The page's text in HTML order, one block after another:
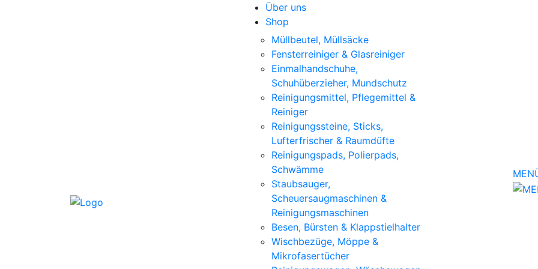
Über uns
Shop
Müllbeutel, Müllsäcke
Fensterreiniger & Glasreiniger
Einmalhandschuhe,
Schuhüberzieher, Mundschutz
Reinigungsmittel, Pflegemittel &
Reiniger
Reinigungssteine, Sticks,
Lufterfrischer & Raumdüfte
Reinigungspads, Polierpads,
Schwämme
Staubsauger,
Scheuersaugmaschinen &
Reinigungsmaschinen
Besen, Bürsten & Klappstielhalter
Wischbezüge, Möppe &
Mikrofasertücher